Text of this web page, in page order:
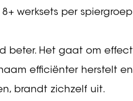
(2016) toonden aan
– tot een bepaald